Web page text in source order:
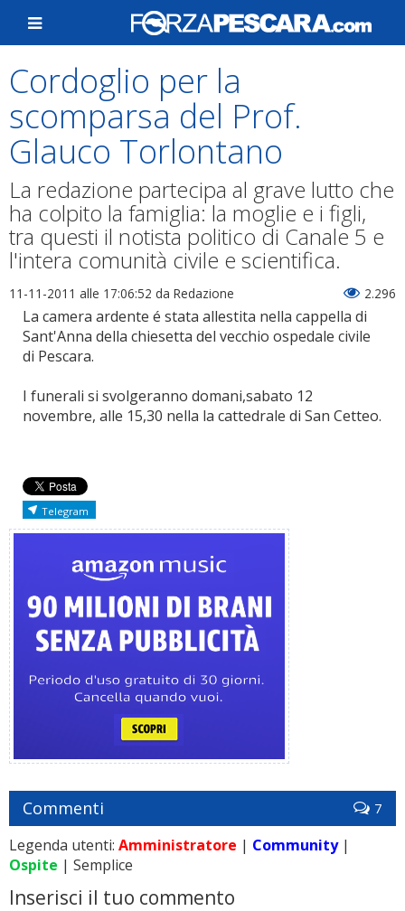
Cordoglio per la
scomparsa del Prof.
Glauco Torlontano
La redazione partecipa al grave lutto che
ha colpito la famiglia: la moglie e i figli,
tra questi il notista politico di Canale 5 e
l'intera comunità civile e scientifica.
11-11-2011 alle 17:06:52 da Redazione 2.296
La camera ardente é stata allestita nella cappella di
Sant'Anna della chiesetta del vecchio ospedale civile
di Pescara.
I funerali si svolgeranno domani,sabato 12
novembre, alle 15,30 nella la cattedrale di San Cetteo.
Telegram
Commenti 7
Legenda utenti: Amministratore | Community|
Ospite | Semplice
Inserisci il tuo commento